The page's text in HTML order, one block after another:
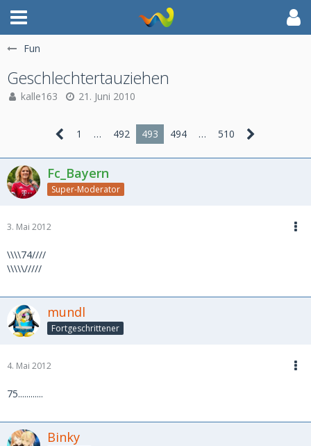
Fun
Geschlechtertauziehen
kalle163 21. Juni 2010
1 … 492 493 494 … 510
Fc_Bayern
Super-Moderator
3. Mai 2012
\\\\74////
\\\\\/////
mundl
Fortgeschrittener
4. Mai 2012
75............
Binky